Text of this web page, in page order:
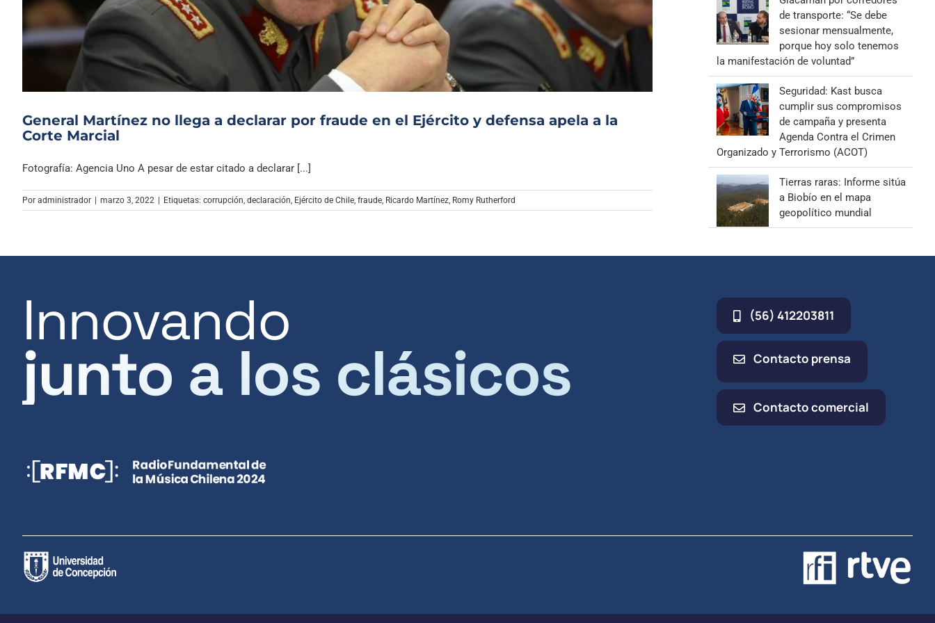
Archivo Sonoro
General Martínez no llega a declarar por fraude en el Ejército y defensa apela a la
Corte Marcial
Fotografía: Agencia Uno A pesar de estar citado a declarar [...]
Por administrador marzo 3, 2022 Etiquetas: corrupción, declaración, Ejército de Chile, fraude, Ricardo Martínez, Romy Rutherford
de transporte: “Se debe
sesionar mensualmente,
porque hoy solo tenemos
la manifestación de voluntad”
Seguridad: Kast busca
cumplir sus compromisos
de campaña y presenta
Agenda Contra el Crimen
Organizado y Terrorismo (ACOT)
Tierras raras: Informe sitúa
a Biobío en el mapa
geopolítico mundial
Innovando
junto a los clásicos
(56) 412203811
Contacto prensa
Contacto comercial